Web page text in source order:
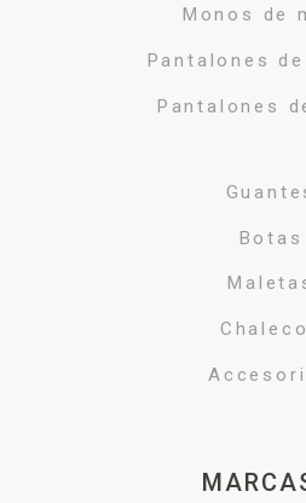
Monos de
Pantalones
Pantalones
Botas